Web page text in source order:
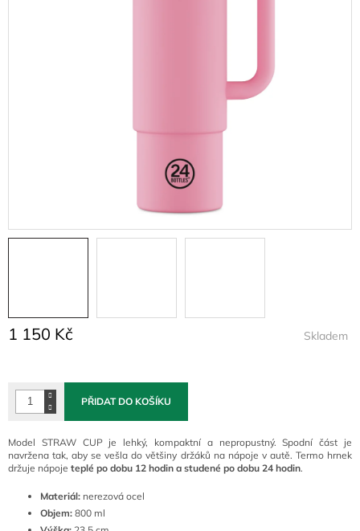
1 150 Kč Skladem
PŘIDAT DO KOŠÍKU
Model STRAW CUP je lehký, kompaktní a nepropustný. Spodní část je
navržena tak, aby se vešla do většiny držáků na nápoje v autě. Termo hrnek
držuje nápoje teplé po dobu 12 hodin a studené po dobu 24 hodin.
Materiál: nerezová ocel
Objem: 800 ml